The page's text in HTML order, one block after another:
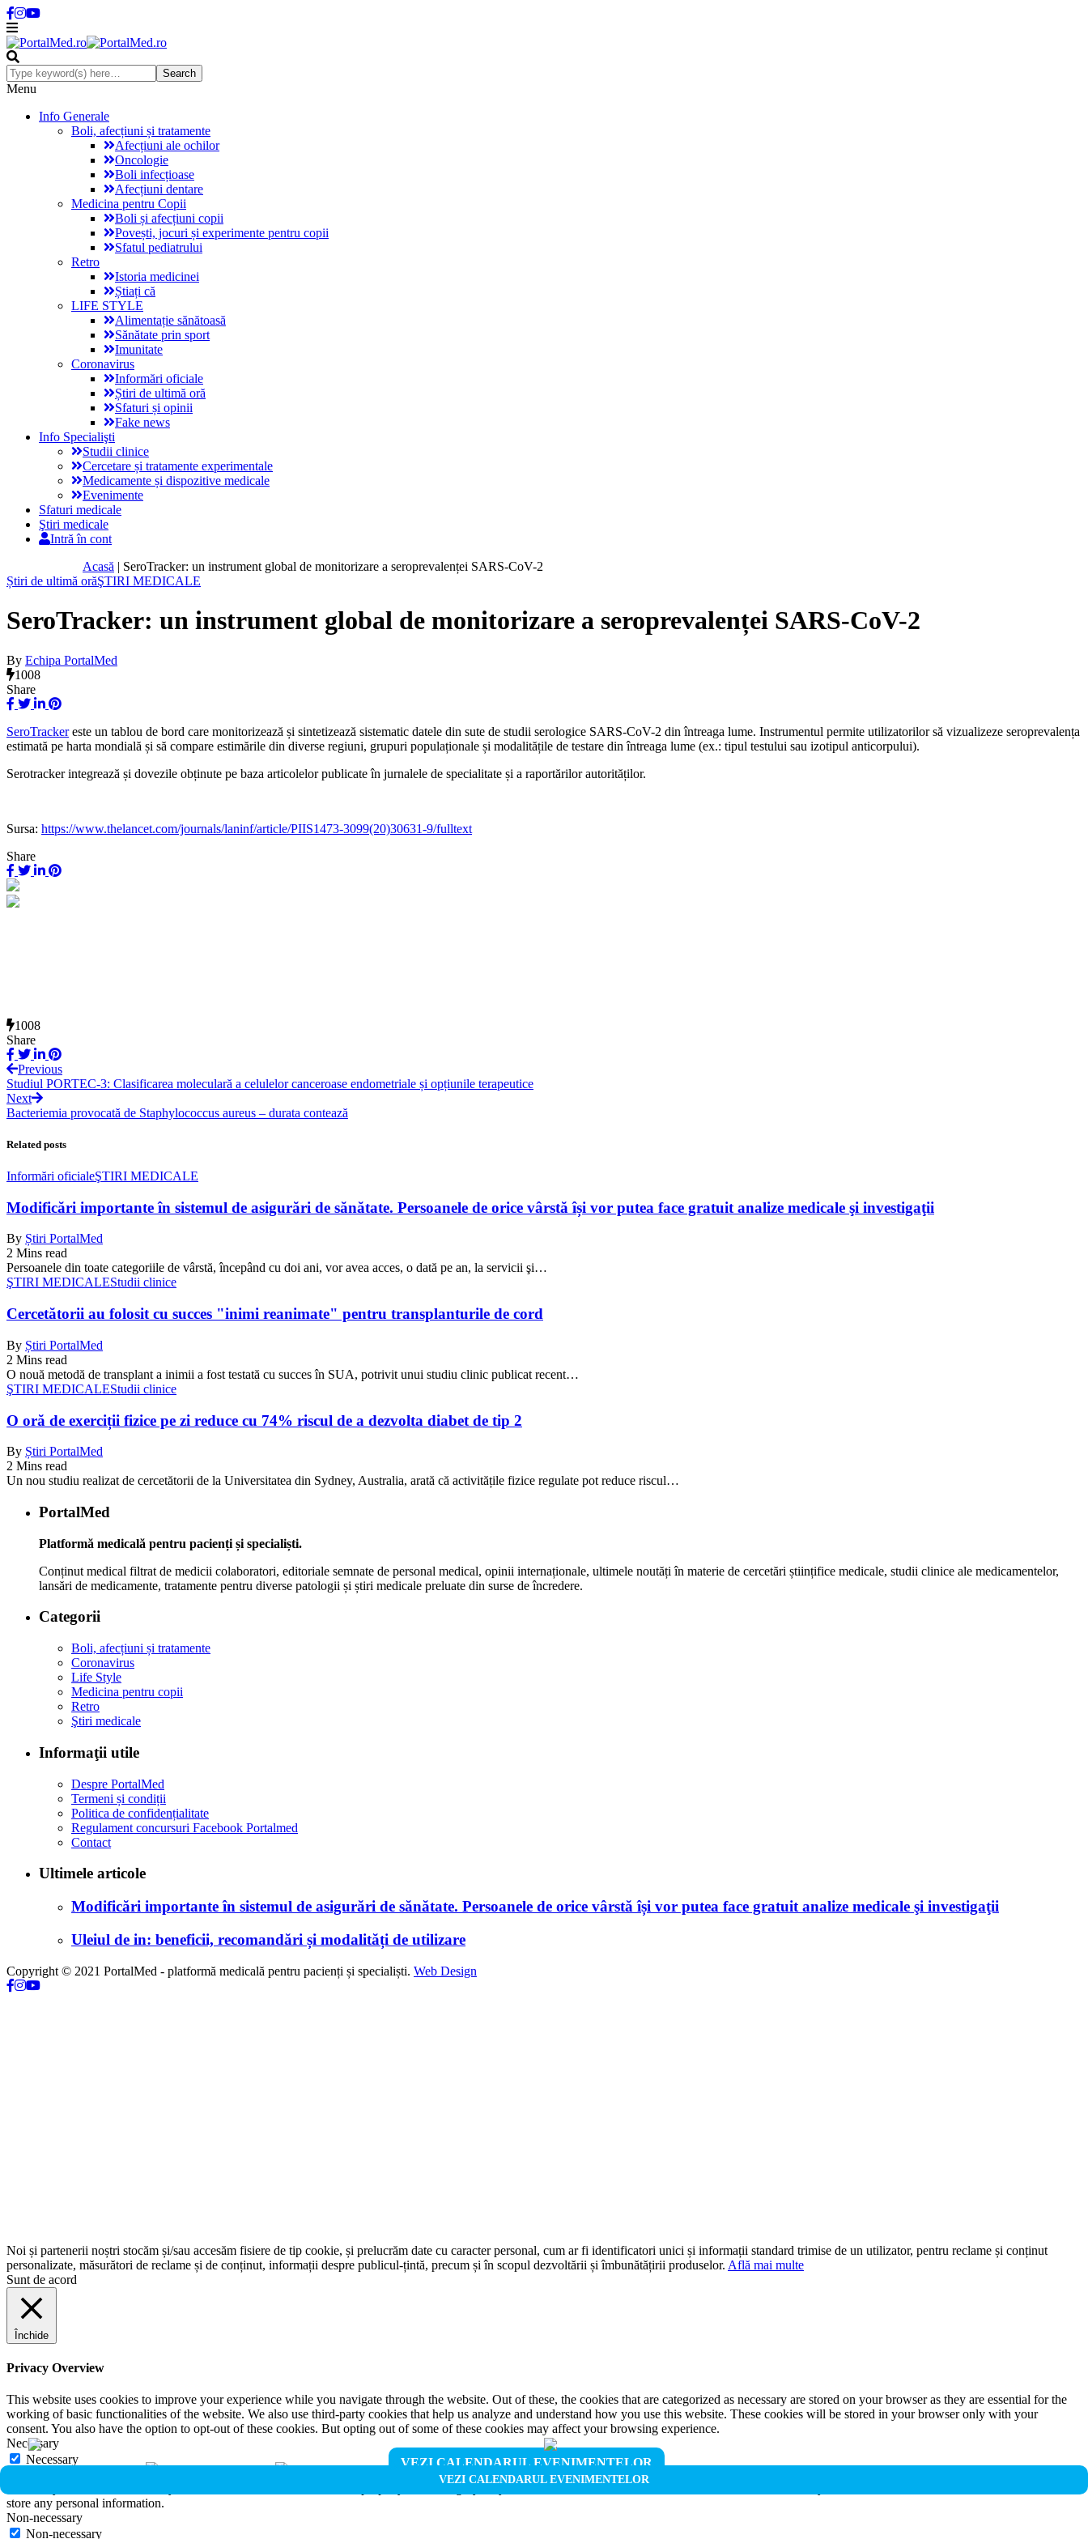
Menu
Info Generale
Boli, afecțiuni și tratamente
Afecțiuni ale ochilor
Oncologie
Boli infecțioase
Afecțiuni dentare
Medicina pentru Copii
Boli și afecțiuni copii
Povești, jocuri și experimente pentru copii
Sfatul pediatrului
Retro
Istoria medicinei
Știați că
LIFE STYLE
Alimentație sănătoasă
Sănătate prin sport
Imunitate
Coronavirus
Informări oficiale
Știri de ultimă oră
Sfaturi și opinii
Fake news
Info Specialişti
Studii clinice
Cercetare și tratamente experimentale
Medicamente și dispozitive medicale
Evenimente
Sfaturi medicale
Ştiri medicale
Intră în cont
Acasă | SeroTracker: un instrument global de monitorizare a seroprevalenței SARS-CoV-2
Știri de ultimă orăŞTIRI MEDICALE
SeroTracker: un instrument global de monitorizare a seroprevalenței SARS-CoV-2
By Echipa PortalMed
1008
Share
SeroTrackereste un tablou de bord care monitorizează și sintetizează sistematic datele din sute de studii serologice SARS-CoV-2 din întreaga lume. Instrumentul permite utilizatorilor să vizualizeze seroprevalența
estimată pe harta mondială și să compare estimările din diverse regiuni, grupuri populaționale și modalitățile de testare din întreaga lume (ex.: tipul testului sau izotipul anticorpului).
Serotracker integrează și dovezile obținute pe baza articolelor publicate în jurnalele de specialitate și a raportărilor autorităților.
Sursa: https://www.thelancet.com/journals/laninf/article/PIIS1473-3099(20)30631-9/fulltext
Share
VEZI CALENDARUL EVENIMENTELOR
VEZI CALENDARUL EVENIMENTELOR
1008
Share
Previous
Studiul PORTEC-3: Clasificarea moleculară a celulelor canceroase endometriale și opțiunile terapeutice
Next
Bacteriemia provocată de Staphylococcus aureus – durata contează
Related posts
Informări oficialeŞTIRI MEDICALE
Modificări importante în sistemul de asigurări de sănătate. Persoanele de orice vârstă își vor putea face gratuit analize medicale şi investigaţii
By Știri PortalMed
2 Mins read
Persoanele din toate categoriile de vârstă, începând cu doi ani, vor avea acces, o dată pe an, la servicii şi…
ŞTIRI MEDICALEStudii clinice
Cercetătorii au folosit cu succes "inimi reanimate" pentru transplanturile de cord
By Știri PortalMed
2 Mins read
O nouă metodă de transplant a inimii a fost testată cu succes în SUA, potrivit unui studiu clinic publicat recent…
ŞTIRI MEDICALEStudii clinice
O oră de exerciții fizice pe zi reduce cu 74% riscul de a dezvolta diabet de tip 2
By Știri PortalMed
2 Mins read
Un nou studiu realizat de cercetătorii de la Universitatea din Sydney, Australia, arată că activitățile fizice regulate pot reduce riscul…
PortalMed
Platformă medicală pentru pacienți și specialiști.
Conținut medical filtrat de medicii colaboratori, editoriale semnate de personal medical, opinii internaționale, ultimele noutăți în materie de cercetări științifice medicale, studii clinice ale medicamentelor,
lansări de medicamente, tratamente pentru diverse patologii și știri medicale preluate din surse de încredere.
Categorii
Boli, afecțiuni și tratamente
Coronavirus
Life Style
Medicina pentru copii
Retro
Ştiri medicale
Informaţii utile
Despre PortalMed
Termeni și condiții
Politica de confidențialitate
Regulament concursuri Facebook Portalmed
Contact
Ultimele articole
Modificări importante în sistemul de asigurări de sănătate. Persoanele de orice vârstă își vor putea face gratuit analize medicale şi investigaţii
Uleiul de in: beneficii, recomandări și modalități de utilizare
Copyright © 2021 PortalMed - platformă medicală pentru pacienți și specialiști. Web Design
Noi și partenerii noștri stocăm și/sau accesăm fisiere de tip cookie, și prelucrăm date cu caracter personal, cum ar fi identificatori unici și informații standard trimise de un utilizator, pentru reclame și conținut
personalizate, măsurători de reclame și de conținut, informații despre publicul-țintă, precum și în scopul dezvoltării și îmbunătățirii produselor. Află mai multe
Sunt de acord
Închide
Privacy Overview
This website uses cookies to improve your experience while you navigate through the website. Out of these, the cookies that are categorized as necessary are stored on your browser as they are essential for the
working of basic functionalities of the website. We also use third-party cookies that help us analyze and understand how you use this website. These cookies will be stored in your browser only with your
consent. You also have the option to opt-out of these cookies. But opting out of some of these cookies may affect your browsing experience.
Necessary
Necessary
store any personal information.
Non-necessary
Non-necessary